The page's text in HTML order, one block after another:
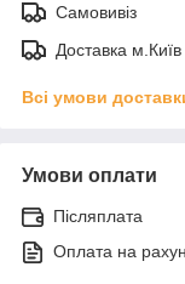
Самовивіз
Доставка
Всі умови
Умови оплати
Післяплата
Оплата на